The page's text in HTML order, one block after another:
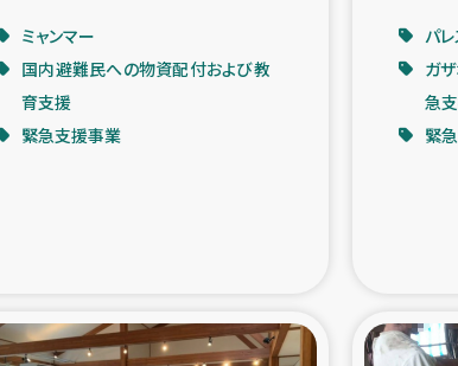
援 漁民によるマングロ
冬支援 レバノンにおけ
復興応援隊
ミャンマー
国内避難民への物資配付および教
育支援
緊急支援事業
パ
ガ
急
緊